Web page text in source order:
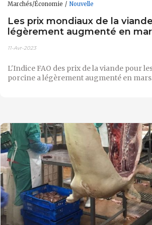
Marchés/Économie Nouvelle
Les prix mondiaux de la
légèrement augmenté en
11-Avr-2023
L'Indice FAO des prix de la viande pour
porcine a légèrement augmenté en